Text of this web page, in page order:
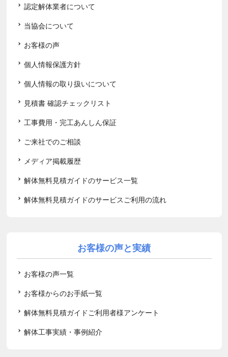
認定解体業者について
当協会について
お客様の声
個人情報保護方針
個人情報の取り扱いについて
見積書 確認チェックリスト
工事費用・完工あんしん保証
ご来社でのご相談
メディア掲載履歴
解体無料見積ガイドのサービス一覧
解体無料見積ガイドのサービスご利用の流れ
お客様の声と実績
お客様の声一覧
お客様からのお手紙一覧
解体無料見積ガイドご利用者様アンケート
解体工事実績・事例紹介